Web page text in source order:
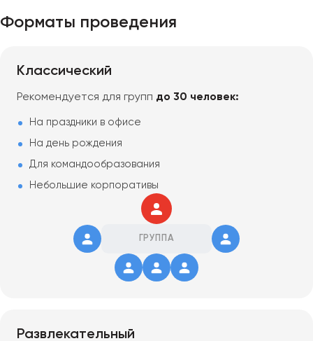
Форматы проведения
Классический
Рекомендуется для групп до 30 человек:
На праздники в офисе
На день рождения
Для командообразования
Небольшие корпоративы
ГРУППА
Развлекательный